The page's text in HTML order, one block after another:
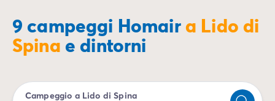
Campeggio Stiria
Campeggio Svizzera
Campeggio Olanda
Campeggio Lussemburgo
Tutte le idee di viaggio
9 campeggi Homaira Lido di
Spina e dintorni
Campeggio a Lido di Spina